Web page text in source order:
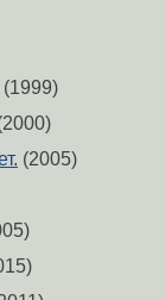
(1999)
(2005)